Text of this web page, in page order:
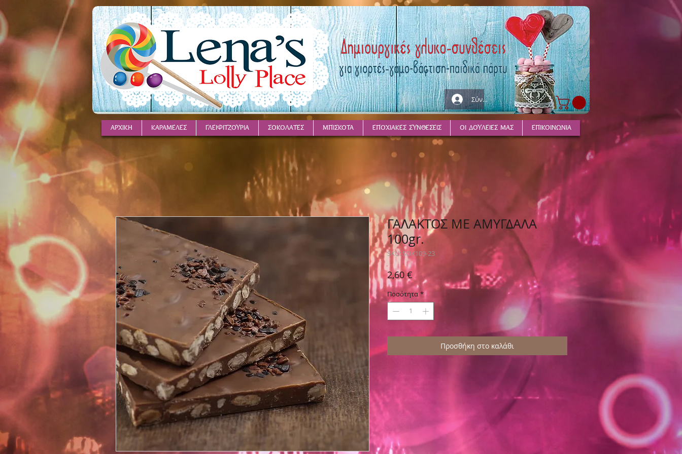
Σύνδεση
ΑΡΧΙΚΗ ΚΑΡΑΜΕΛΕΣ ΓΛΕΙΦΙΤΖΟΥΡΙΑ ΣΟΚΟΛΑΤΕΣ ΜΠΙΣΚΟΤΑ ΕΠΟΧΙΑΚΕΣ ΣΥΝΘΕΣΕΙΣ ΟΙ ΔΟΥΛΕΙΕΣ ΜΑΣ ΕΠΙΚΟΙΝΩΝΙΑ
ΓΑΛΑΚΤΟΣ ΜΕ ΑΜΥΓΔΑΛΑ
100gr.
SKU: SOK109-23
2,60 €Τιμή
Ποσότητα *
Προσθήκη στο καλάθι